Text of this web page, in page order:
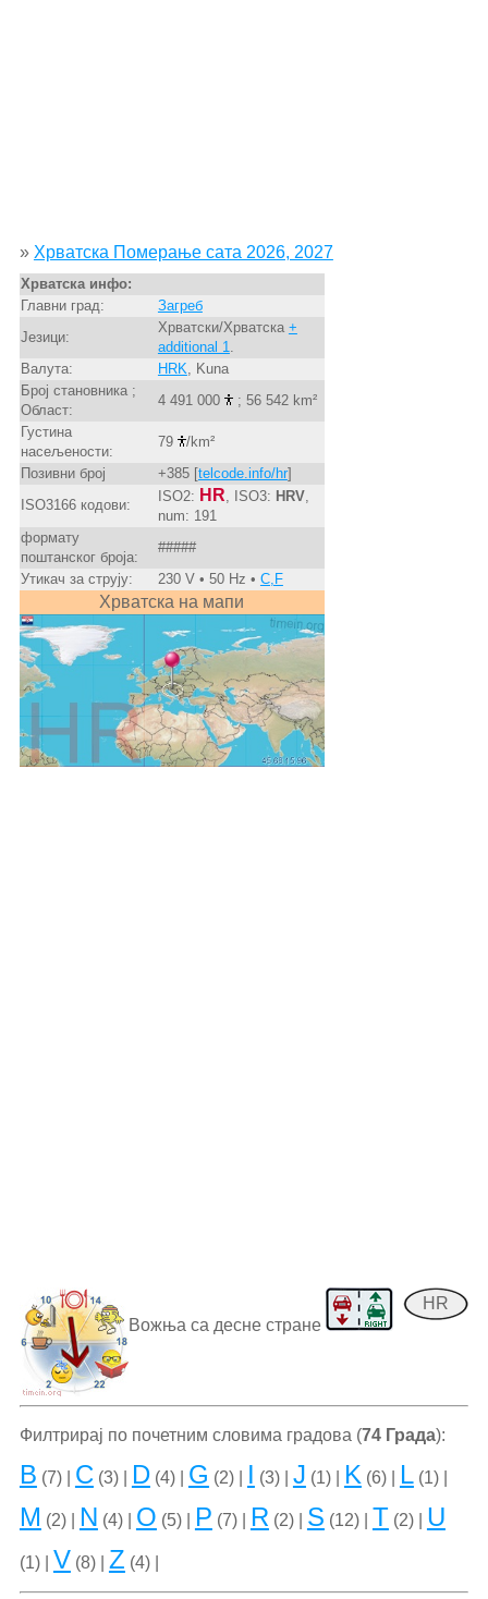
» Хрватска Померање сата 2026, 2027
Хрватска инфо:
Главни град:
Загреб
Језици:
Хрватски/Хрватска +
additional 1
Валута:
HRK , Kuna
Број становника ;
Област:
4 491 000
; 56 542 km²
Густина
насељености:
79
/km²
Позивни број
+385 [telcode.info/hr]
ISO3166 кодови:
ISO2: HR , ISO3: HRV,
num: 191
формату
поштанског броја:
#####
Утикач за струју:
230 V • 50 Hz • C,F
Хрватска на мапи
HR
Вожња са десне стране
Филтрирај по почетним словима градова (74 Града):
B (7) | C (3) | D(4) | G (2) | I (3) | J (1) | K (6) | L(1) |
M (2) | N (4) | O (5) | P (7) | R (2) | S (12) | T (2) | U
(1) | V (8) | Z (4) |